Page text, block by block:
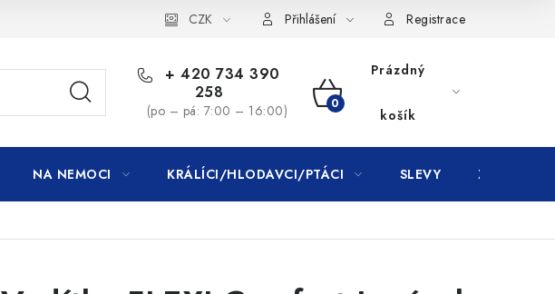
CZK Přihlášení Registrace
+ 420 734 390
258
(po – pá: 7:00 – 16:00)
NÁKUPNÍ
KOŠÍK
Prázdný
košík
NA NEMOCI KRÁLÍCI/HLODAVCI/PTÁCI SLEVY ZNAČKY